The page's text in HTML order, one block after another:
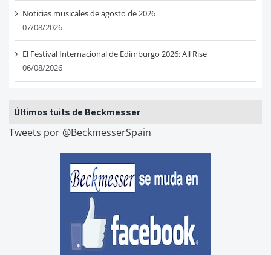
Noticias musicales de agosto de 2026
07/08/2026
El Festival Internacional de Edimburgo 2026: All Rise
06/08/2026
Últimos tuits de Beckmesser
Tweets por @BeckmesserSpain